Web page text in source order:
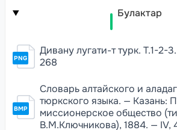
Булактар
PNG
Дивану лугати-т турк. Т.1-2-
268
BMP
Словарь алтайского и
тюркского языка. — Казань:
миссионерское общество
В.М.Ключникова), 1884. — IV,